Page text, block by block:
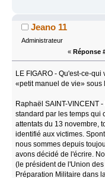
Jeano 11
Administrateur
« Réponse
LE FIGARO - Qu'est-ce-
«petit manuel de vie» sous
Raphaël SAINT-VINCENT
standard par les temps qui
attentats du 13 novembre,
identifié aux victimes.
nous sommes depuis
avons décidé de l'écrire.
(le président de l'Union
Préparation Militaire dans